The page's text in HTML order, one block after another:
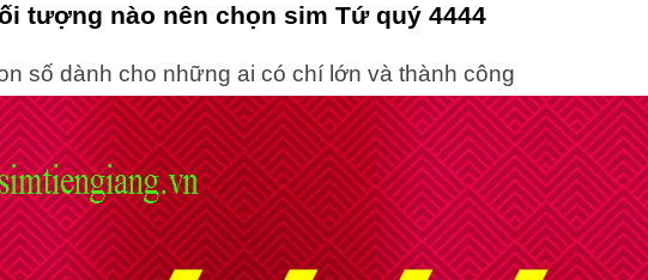
tượng nào nên chọn sim Tứ quý 4444
số dành cho những ai có chí lớn và thành công